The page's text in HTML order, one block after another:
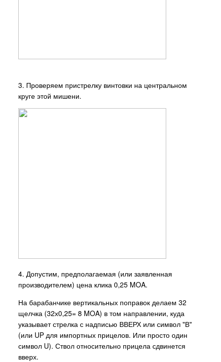
3. Проверяем пристрелку винтовки на центральном
круге этой мишени.
4. Допустим, предполагаемая (или заявленная
производителем) цена клика 0,25 MOA.
На барабанчике вертикальных поправок делаем 32
щелчка (32х0,25= 8 MOA) в том направлении, куда
указывает стрелка с надписью ВВЕРХ или символ "В"
(или UP для импортных прицелов. Или просто один
символ U). Ствол относительно прицела сдвинется
вверх.